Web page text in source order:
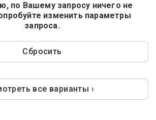
по Вашему запросу ничего не
изменить параметры
запроса.
Сбросить
все варианты ›